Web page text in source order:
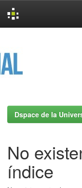
Dspace de la
No
índice